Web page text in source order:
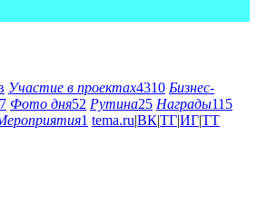
Участие в проектах4310 Бизнес-
Фото дня52 Рутина25 Награды115
1 tema.ru|ВК|ТГ|ИГ|ТТ